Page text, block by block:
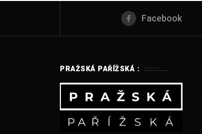
Facebook
PRAŽSKÁ PAŘÍŽSKÁ :